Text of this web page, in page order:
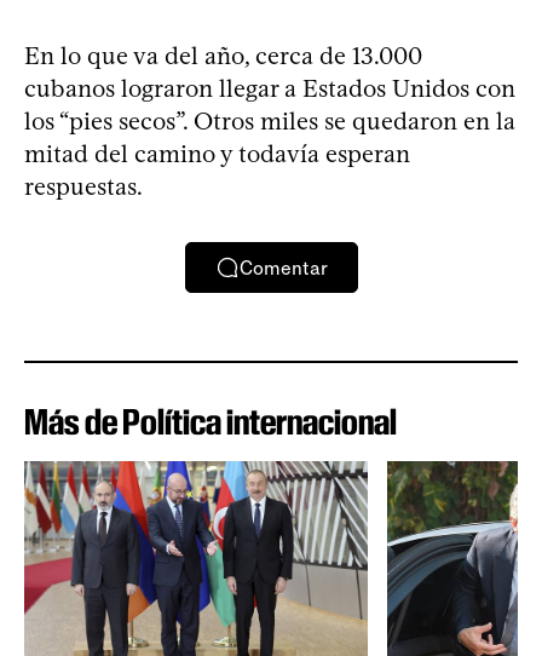
En lo que va del año, cerca de 13.000
cubanos lograron llegar a Estados Unidos con
los “pies secos”. Otros miles se quedaron en la
mitad del camino y todavía esperan
respuestas.
Comentar
Más de Política internacional